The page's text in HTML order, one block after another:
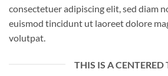
consectetuer adipiscing elit, sed diam
euismod tincidunt ut laoreet dolore
volutpat.
THIS IS A CENTERED